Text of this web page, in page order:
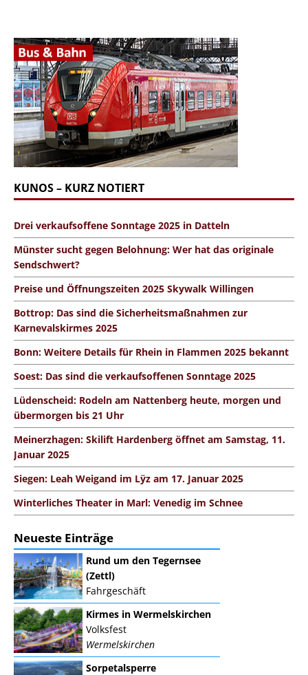
KUNOS – KURZ NOTIERT
Drei verkaufsoffene Sonntage 2025 in Datteln
Münster sucht gegen Belohnung: Wer hat das originale
Sendschwert?
Preise und Öffnungszeiten 2025 Skywalk Willingen
Bottrop: Das sind die Sicherheitsmaßnahmen zur
Karnevalskirmes 2025
Bonn: Weitere Details für Rhein in Flammen 2025 bekannt
Soest: Das sind die verkaufsoffenen Sonntage 2025
Lüdenscheid: Rodeln am Nattenberg heute, morgen und
übermorgen bis 21 Uhr
Meinerzhagen: Skilift Hardenberg öffnet am Samstag, 11.
Januar 2025
Siegen: Leah Weigand im Lÿz am 17. Januar 2025
Winterliches Theater in Marl: Venedig im Schnee
Neueste Einträge
Rund um den Tegernsee
(Zettl)
Fahrgeschäft
Kirmes in Wermelskirchen
Volksfest
Wermelskirchen
Sorpetalsperre